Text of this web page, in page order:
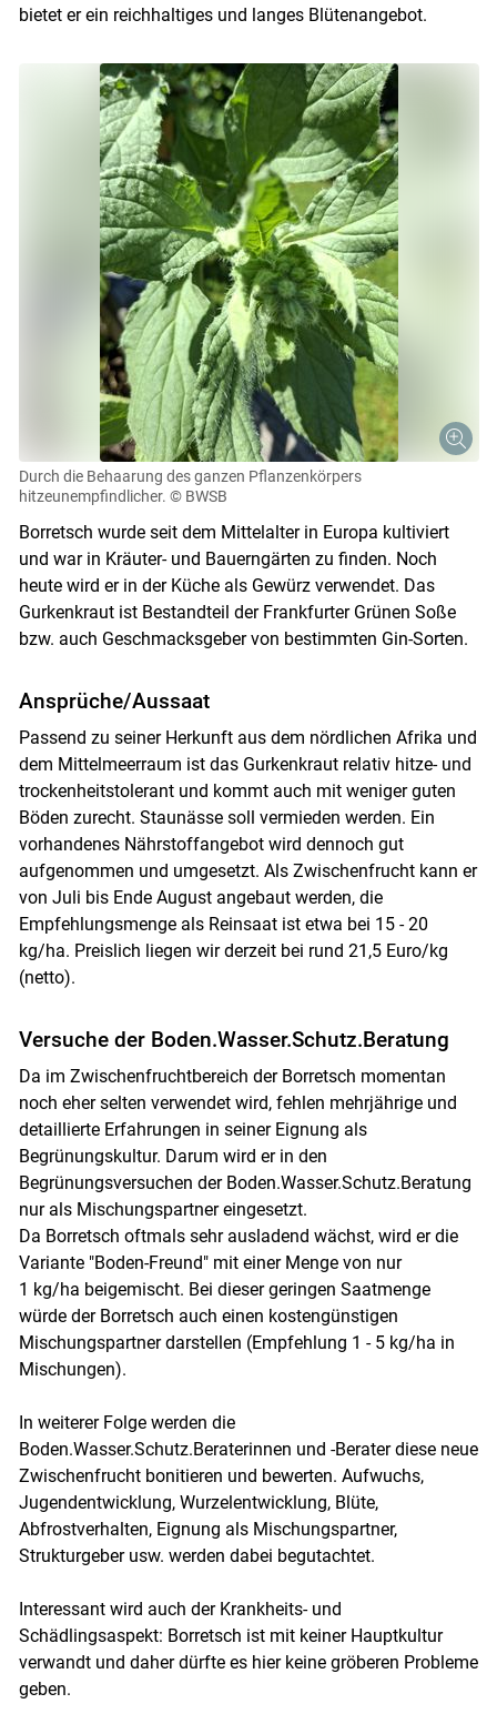
Skip to main content
bietet er ein reichhaltiges und langes Blütenangebot.
Durch die Behaarung des ganzen Pflanzenkörpers
hitzeunempfindlicher. © BWSB
Borretsch wurde seit dem Mittelalter in Europa kultiviert
und war in Kräuter- und Bauerngärten zu finden. Noch
heute wird er in der Küche als Gewürz verwendet. Das
Gurkenkraut ist Bestandteil der Frankfurter Grünen Soße
bzw. auch Geschmacksgeber von bestimmten Gin-Sorten.
Ansprüche/Aussaat
Passend zu seiner Herkunft aus dem nördlichen Afrika und
dem Mittelmeerraum ist das Gurkenkraut relativ hitze- und
trockenheitstolerant und kommt auch mit weniger guten
Böden zurecht. Staunässe soll vermieden werden. Ein
vorhandenes Nährstoffangebot wird dennoch gut
aufgenommen und umgesetzt. Als Zwischenfrucht kann er
von Juli bis Ende August angebaut werden, die
Empfehlungsmenge als Reinsaat ist etwa bei 15 - 20
kg/ha. Preislich liegen wir derzeit bei rund 21,5 Euro/kg
(netto).
Versuche der Boden.Wasser.Schutz.Beratung
Da im Zwischenfruchtbereich der Borretsch momentan
noch eher selten verwendet wird, fehlen mehrjährige und
detaillierte Erfahrungen in seiner Eignung als
Begrünungskultur. Darum wird er in den
Begrünungsversuchen der Boden.Wasser.Schutz.Beratung
nur als Mischungspartner eingesetzt.
Da Borretsch oftmals sehr ausladend wächst, wird er die
Variante "Boden-Freund" mit einer Menge von nur
1 kg/ha beigemischt. Bei dieser geringen Saatmenge
würde der Borretsch auch einen kostengünstigen
Mischungspartner darstellen (Empfehlung 1 - 5 kg/ha in
Mischungen).
In weiterer Folge werden die
Boden.Wasser.Schutz.Beraterinnen und -Berater diese neue
Zwischenfrucht bonitieren und bewerten. Aufwuchs,
Jugendentwicklung, Wurzelentwicklung, Blüte,
Abfrostverhalten, Eignung als Mischungspartner,
Strukturgeber usw. werden dabei begutachtet.
Interessant wird auch der Krankheits- und
Schädlingsaspekt: Borretsch ist mit keiner Hauptkultur
verwandt und daher dürfte es hier keine gröberen Probleme
geben.